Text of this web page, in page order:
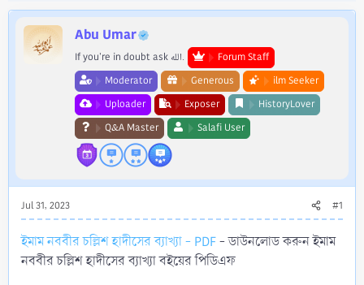
e
r
Abu Umar
If you're in doubt ask الله.
Forum Staff
Moderator
Generous
ilm Seeker
Uploader
Exposer
HistoryLover
Q&A Master
Salafi User
Jul 31, 2023 #1
ইমাম নববীর চল্লিশ হাদীসের ব্যাখ্যা - PDF- ডাউনলোড করুন ইমাম
নববীর চল্লিশ হাদীসের ব্যাখ্যা বইয়ের পিডিএফ